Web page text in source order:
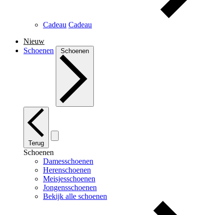
Cadeau Cadeau
Nieuw
Schoenen
Schoenen
Terug
Schoenen
Damesschoenen
Herenschoenen
Meisjesschoenen
Jongensschoenen
Bekijk alle schoenen